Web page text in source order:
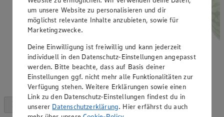
um unsere Website zu personalisieren und dir
möglichst relevante Inhalte anzubieten, sowie für
Marketingzwecke.
Deine Einwilligung ist freiwillig und kann jederzeit
individuell in den Datenschutz-Einstellungen angepasst
werden. Bitte beachte, dass auf Basis deiner
Einstellungen ggf. nicht mehr alle Funktionalitäten zur
Verfügung stehen. Weitere Erklärungen sowie einen
Link zu den Datenschutz-Einstellungen findest du in
unserer Datenschutzerklärung. Hier erfährst du auch